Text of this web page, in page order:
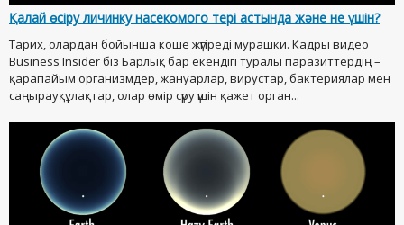
Қалай өсіру личинку насекомого тері астында және не үшін?
Тарих, олардан бойынша коше жүгіреді мурашки. Кадры видео
Business Insider біз Барлық бар екендігі туралы паразиттердің –
қарапайым организмдер, жануарлар, вирустар, бактериялар мен
саңырауқұлақтар, олар өмір сүру үшін қажет орган...